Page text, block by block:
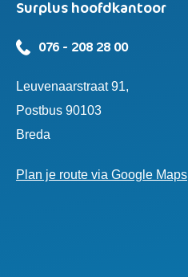
Surplus hoofdkantoor
076 - 208 28 00
Leuvenaarstraat 91,
Postbus 90103
Breda
Plan je route via Google Maps